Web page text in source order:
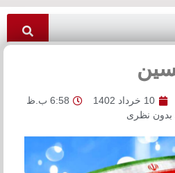
10 خرداد 1402
6:58 ب.ظ
بدون نظری